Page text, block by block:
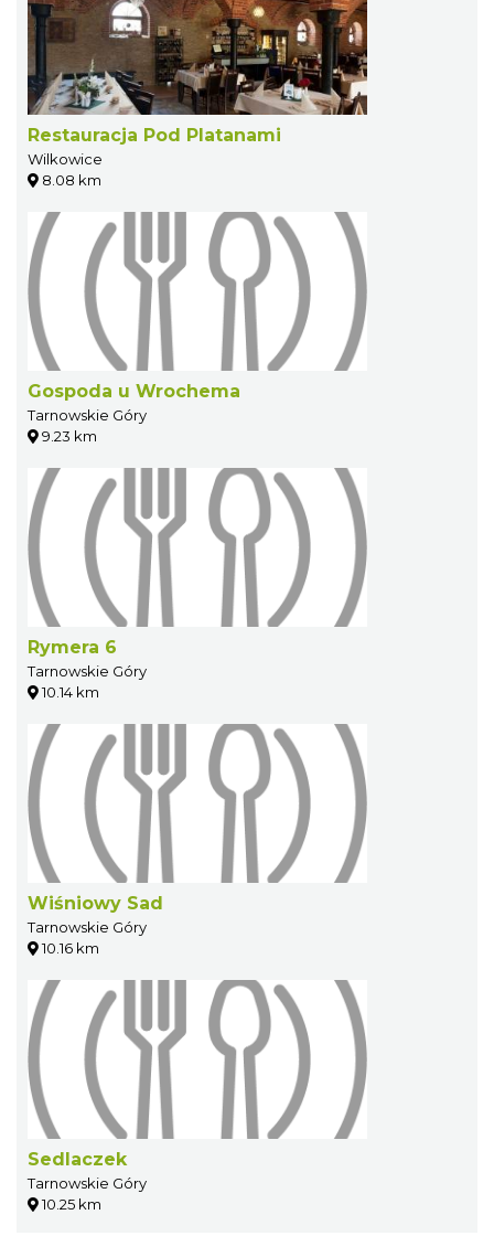
Restauracja Pod Platanami
Wilkowice
8.08 km
Gospoda u Wrochema
Tarnowskie Góry
9.23 km
Rymera 6
Tarnowskie Góry
10.14 km
Wiśniowy Sad
Tarnowskie Góry
10.16 km
Sedlaczek
Tarnowskie Góry
10.25 km